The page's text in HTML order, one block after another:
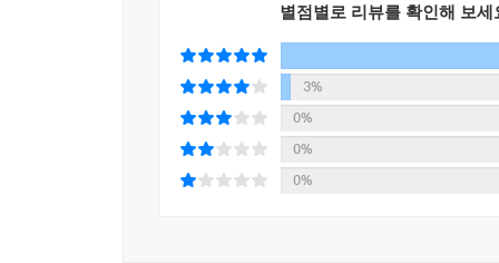
- 『퍼블리셔스 위클리』
역자의 말
여러분에게는 어떤 꿈이 있나요?
별점별로 리뷰를 확인해 보세
3%
0%
0%
0%